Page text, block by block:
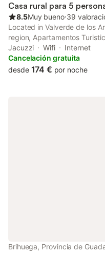
Casa rural para 5
8.5Muy bueno⋅39
Located in Valverde de los
region, Apartamentos
features accommodation
features mountain and quiet
Jacuzzi Wifi
Internet
Cancelación gratuita
desde 174 € por noche
Brihuega, Provincia de